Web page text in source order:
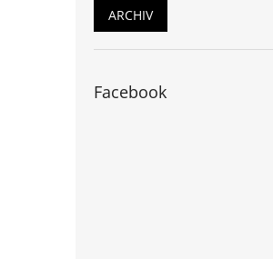
ARCHIV
Facebook